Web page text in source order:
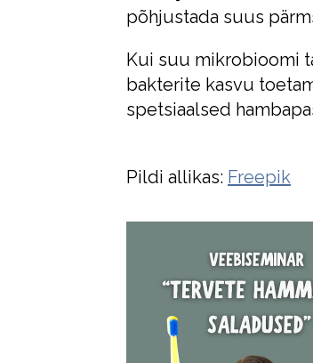
põhjustada suus
Kui suu mikrobioomi
bakterite kasvu
spetsiaalsed
Pildi allikas: Freepik